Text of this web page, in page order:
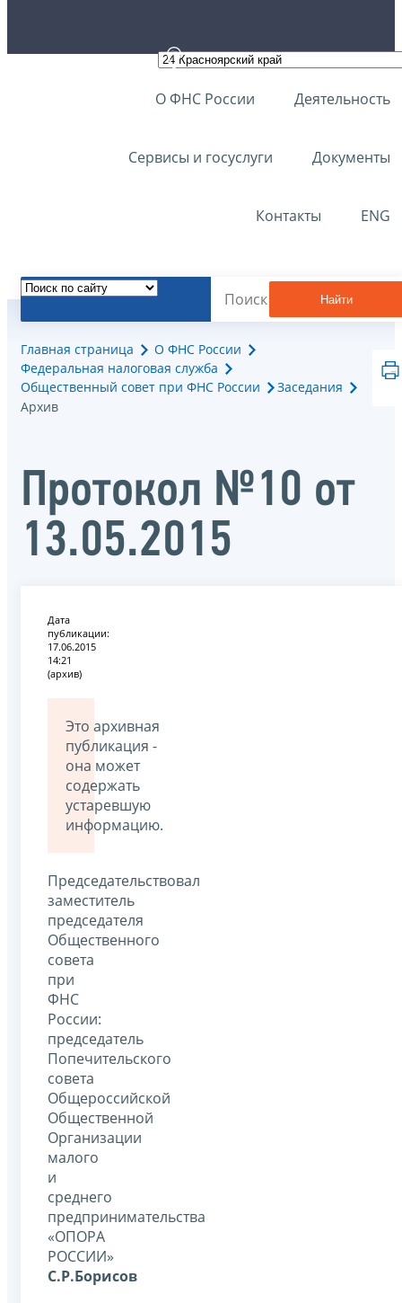
О ФНС России Деятельность
Сервисы и госуслуги Документы
Контакты ENG
Найти
Главная страница
О ФНС России
Федеральная налоговая служба
Общественный совет при ФНС России
Заседания
Архив
Протокол №10 от
13.05.2015
Дата
публикации:
17.06.2015
14:21
(архив)
Это архивная
публикация -
она может
содержать
устаревшую
информацию.
Председательствовал
заместитель
председателя
Общественного
совета
при
ФНС
России:
председатель
Попечительского
совета
Общероссийской
Общественной
Организации
малого
и
среднего
предпринимательства
«ОПОРА
РОССИИ»
С.Р.Борисов